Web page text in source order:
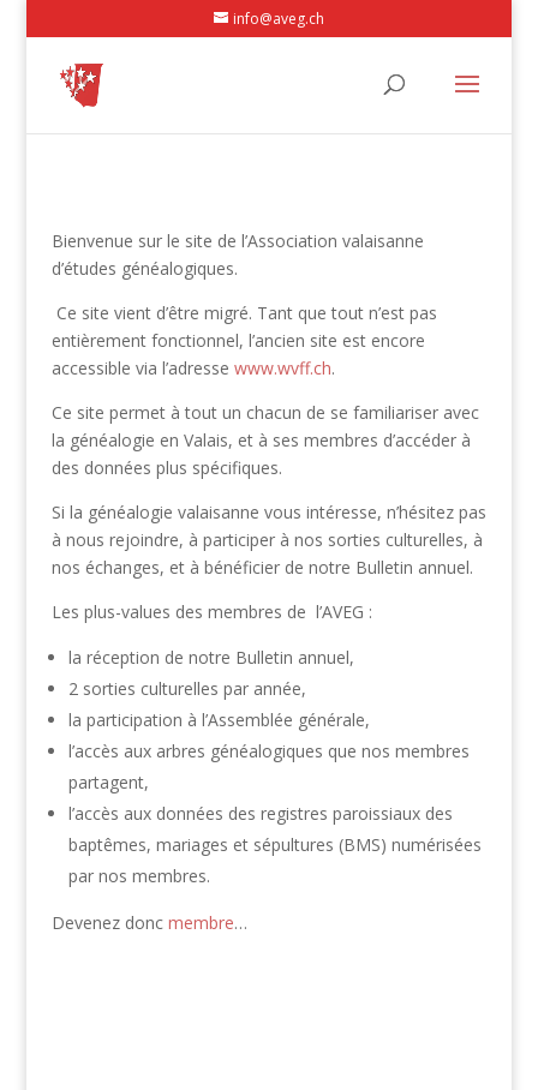
info@aveg.ch
Bienvenue sur le site de l’Association valaisanne
d’études généalogiques.
Ce site vient d’être migré. Tant que tout n’est pas
entièrement fonctionnel, l’ancien site est encore
accessible via l’adresse www.wvff.ch.
Ce site permet à tout un chacun de se familiariser avec
la généalogie en Valais, et à ses membres d’accéder à
des données plus spécifiques.
Si la généalogie valaisanne vous intéresse, n’hésitez pas
à nous rejoindre, à participer à nos sorties culturelles, à
nos échanges, et à bénéficier de notre Bulletin annuel.
Les plus-values des membres de l’AVEG :
la réception de notre Bulletin annuel,
2 sorties culturelles par année,
la participation à l’Assemblée générale,
l’accès aux arbres généalogiques que nos membres
partagent,
l’accès aux données des registres paroissiaux des
baptêmes, mariages et sépultures (BMS) numérisées
par nos membres.
Devenez donc membre…